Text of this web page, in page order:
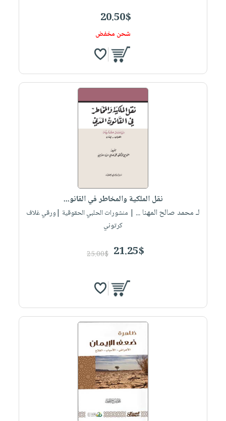
20.50$
شحن مخفض
نقل الملكية والمخاطر في القانو...
لـ محمد صالح المهنا ... | منشورات الحلبي الحقوقية |ورقي غلاف
كرتوني
21.25$
25.00$